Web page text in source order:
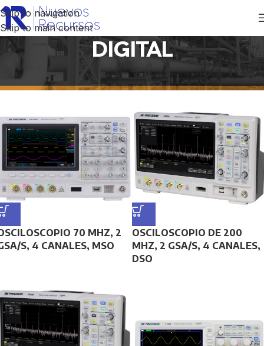
Skip to navigation
Skip to main content
DIGITAL
Inicio Productos etiquetados “DIGITAL”
70 MHZ, 2
S, 4 CANALES, MSO
OSCILOSCOPIO DE 200
MHZ, 2 GSA/S, 4 CANALES,
DSO